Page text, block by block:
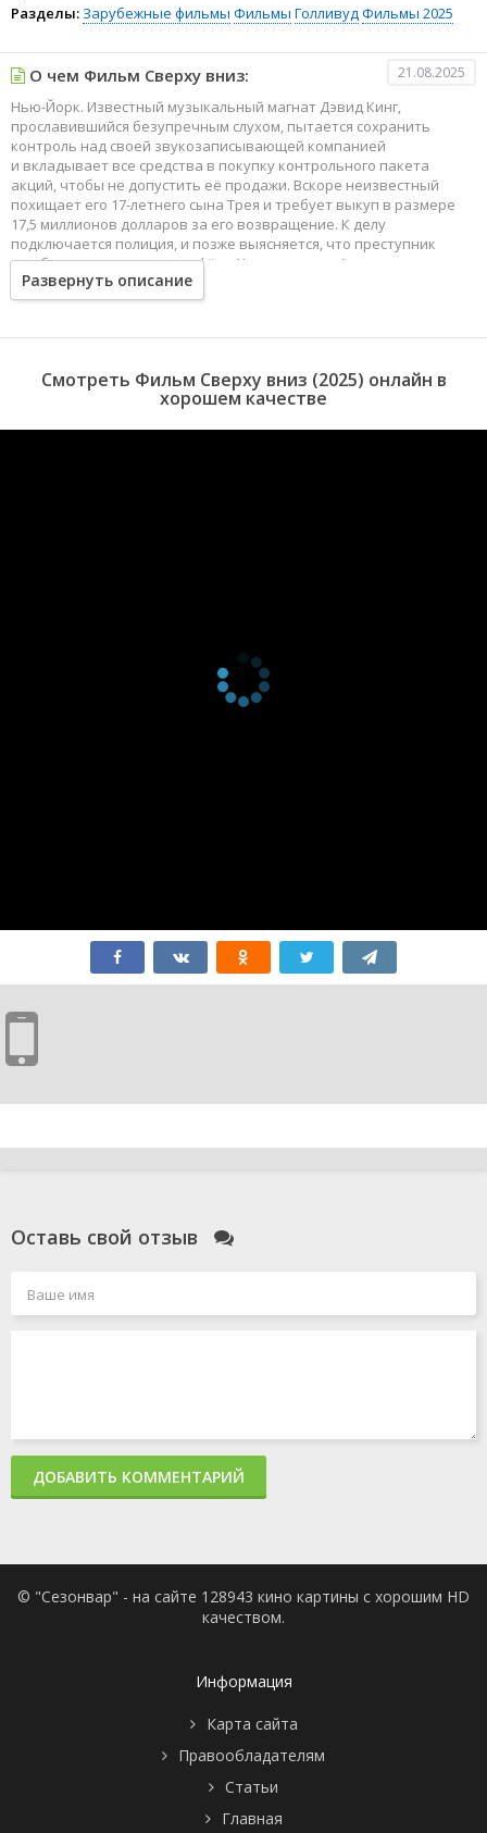
Разделы: Зарубежные фильмы Фильмы ГолливудФильмы 2025
О чем Фильм Сверху вниз: 21.08.2025
Нью-Йорк. Известный музыкальный магнат Дэвид Кинг,
прославившийся безупречным слухом, пытается сохранить
контроль над своей звукозаписывающей компанией
и вкладывает все средства в покупку контрольного пакета
акций, чтобы не допустить её продажи. Вскоре неизвестный
похищает его 17-летнего сына Трея и требует выкуп в размере
17,5 миллионов долларов за его возвращение. К делу
подключается полиция, и позже выясняется, что преступник
ошибся и похитил сына шофёра Кинга, но он всё равно
продолжает требовать с него выкуп, угрожая убить парня
в случае отказа. Мужчина встаёт перед тяжёлым моральным
ребёнка он будет разорён.
Развернуть описание
Смотреть Фильм Сверху вниз (2025) онлайн в
хорошем качестве
Оставь свой отзыв
ДОБАВИТЬ КОММЕНТАРИЙ
© "Сезонвар" - на сайте 128943 кино картины с хорошим HD
качеством.
Информация
Карта сайта
Правообладателям
Статьи
Главная